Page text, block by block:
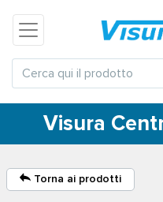
Visura
Torna ai prodotti